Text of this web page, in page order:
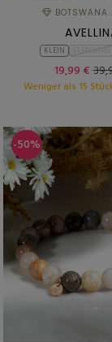
BOTSWANA
KLEIN
19,99 €
Weniger als 15
-50%